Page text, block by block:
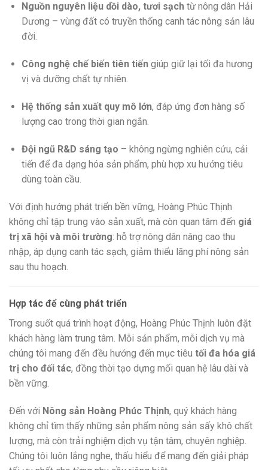
Nguồn nguyên liệu dồi dào, tươi sạchtừ nông dân Hải
Dương – vùng đất có truyền thống canh tác nông sản lâu
đời.
Công nghệ chế biến tiên tiếngiúp giữ lại tối đa hương
vị và dưỡng chất tự nhiên.
Hệ thống sản xuất quy mô lớn, đáp ứng đơn hàng số
lượng cao trong thời gian ngắn.
Đội ngũ R&D sáng tạo – không ngừng nghiên cứu, cải
tiến để đa dạng hóa sản phẩm, phù hợp xu hướng tiêu
dùng toàn cầu.
Với định hướng phát triển bền vững, Hoàng Phúc Thịnh
không chỉ tập trung vào sản xuất, mà còn quan tâm đến giá
trị xã hội và môi trường: hỗ trợ nông dân nâng cao thu
nhập, áp dụng canh tác sạch, giảm thiểu lãng phí nông sản
sau thu hoạch.
Hợp tác để cùng phát triển
Trong suốt quá trình hoạt động, Hoàng Phúc Thịnh luôn đặt
khách hàng làm trung tâm. Mỗi sản phẩm, mỗi dịch vụ mà
chúng tôi mang đến đều hướng đến mục tiêu tối đa hóa giá
trị cho đối tác, đồng thời tạo dựng mối quan hệ lâu dài và
bền vững.
Đến với Nông sản Hoàng Phúc Thịnh, quý khách hàng
không chỉ tìm thấy những sản phẩm nông sản sấy khô chất
lượng, mà còn trải nghiệm dịch vụ tận tâm, chuyên nghiệp.
Chúng tôi luôn lắng nghe, thấu hiểu để mang đến giải pháp